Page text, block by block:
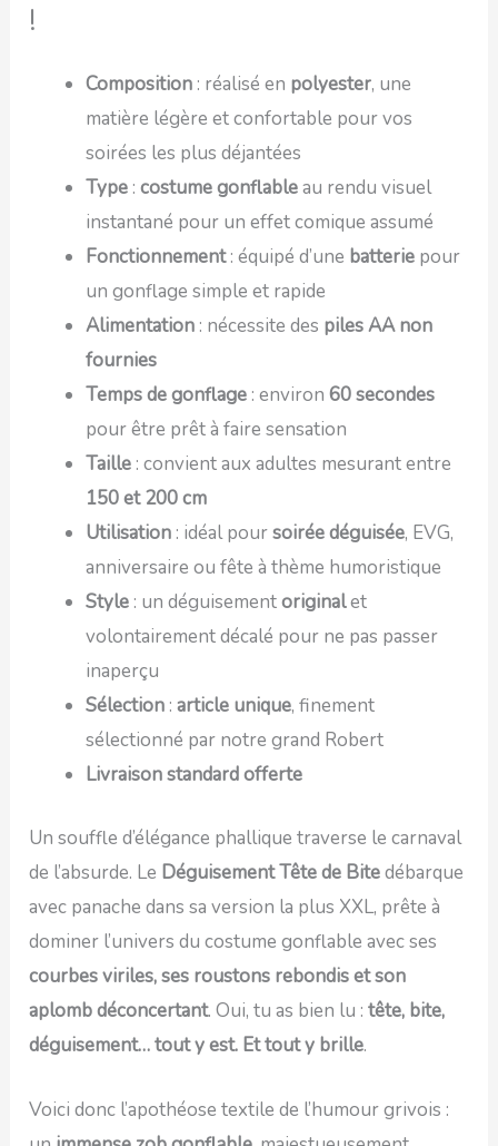
!
Composition : réalisé en polyester, une
matière légère et confortable pour vos
soirées les plus déjantées
Type :costume gonflableau rendu visuel
instantané pour un effet comique assumé
Fonctionnement: équipé d’une batterie pour
un gonflage simple et rapide
Alimentation : nécessite des piles AA non
fournies
Temps de gonflage : environ60 secondes
pour être prêt à faire sensation
Taille : convient aux adultes mesurant entre
150 et 200 cm
Utilisation : idéal poursoirée déguisée, EVG,
anniversaire ou fête à thème humoristique
Style : un déguisementoriginalet
volontairement décalé pour ne pas passer
inaperçu
Sélection :article unique, finement
sélectionné par notre grand Robert
Livraison standard offerte
Un souffle d’élégance phallique traverse le carnaval
de l’absurde. Le Déguisement Tête de Bitedébarque
avec panache dans sa version la plus XXL, prête à
dominer l’univers du costume gonflable avec ses
courbes viriles, ses roustons rebondis et son
aplomb déconcertant. Oui, tu as bien lu :tête, bite,
déguisement… tout y est. Et tout y brille.
Voici donc l’apothéose textile de l’humour grivois :